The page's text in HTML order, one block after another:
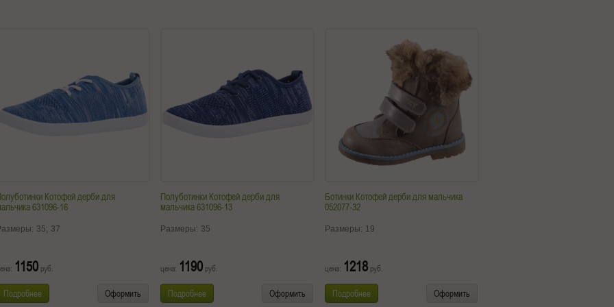
Котофей дерби для
631096-16
35; 37
1150 руб.
Подробнее Оформить
Полуботинки Котофей дерби для
мальчика 631096-13
Размеры: 35
цена: 1190 руб.
Подробнее Оформить
Ботинки Котофей дерби для мальчика
052077-32
Размеры: 19
цена: 1218 руб.
Подробнее Оформить